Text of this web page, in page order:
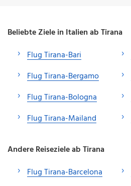
Beliebte Ziele in Italien ab Tirana
Flug Tirana-Bari
Flug Tirana-Bergamo
Flug Tirana-Bologna
Flug Tirana-Mailand
Andere Reiseziele ab Tirana
Flug Tirana-Barcelona